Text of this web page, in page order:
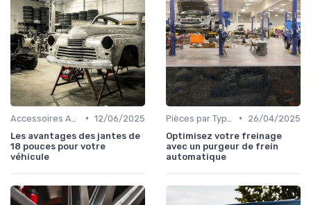
• 12/06/2025
Les avantages des jantes de
18 pouces pour votre
véhicule
•
26/04/2025
Optimisez votre freinage
avec un purgeur de frein
automatique